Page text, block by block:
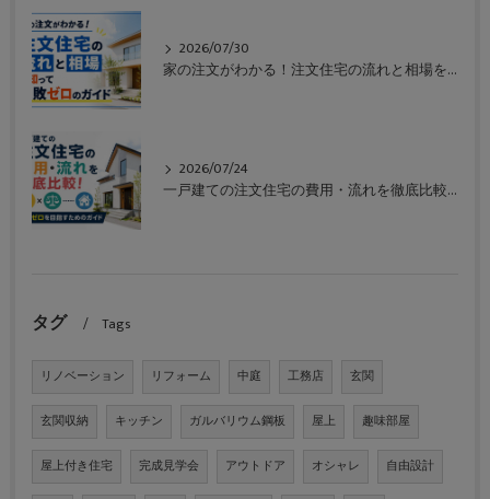
2026/07/30
家の注文がわかる！注文住宅の流れと相場を知って失敗ゼロのガイド
2026/07/24
一戸建ての注文住宅の費用・流れを徹底比較！失敗ゼロを目指すためのガイド
タグ Tags
リノベーション リフォーム 中庭 工務店 玄関
玄関収納 キッチン ガルバリウム鋼板 屋上 趣味部屋
屋上付き住宅 完成見学会 アウトドア オシャレ 自由設計